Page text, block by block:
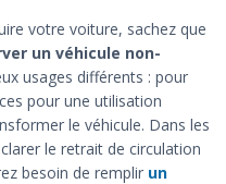
votre voiture, sachez que
un véhicule non-
usages différents : pour
pour une utilisation
le véhicule. Dans les
le retrait de circulation
besoin de remplir un